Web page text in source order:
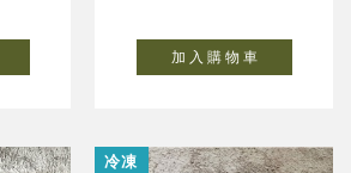
加 入 購 物 車
冷凍